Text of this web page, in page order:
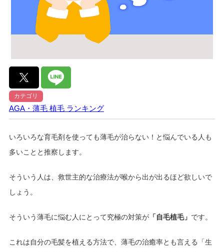
カテゴリ
AGA・薄毛 植毛 ランキング
いろいろな育毛剤を使っても薄毛が治らない！と悩んでいる人も
多いことと推察します。
そういう人は、救世主的な治療法が喉から出が出るほど欲しいで
しょう。
そういう薄毛に悩む人にとって究極の対策が「自毛植毛」 です。
これは自分の毛髪を植える方法で、薄毛の治癒率とも言える「生